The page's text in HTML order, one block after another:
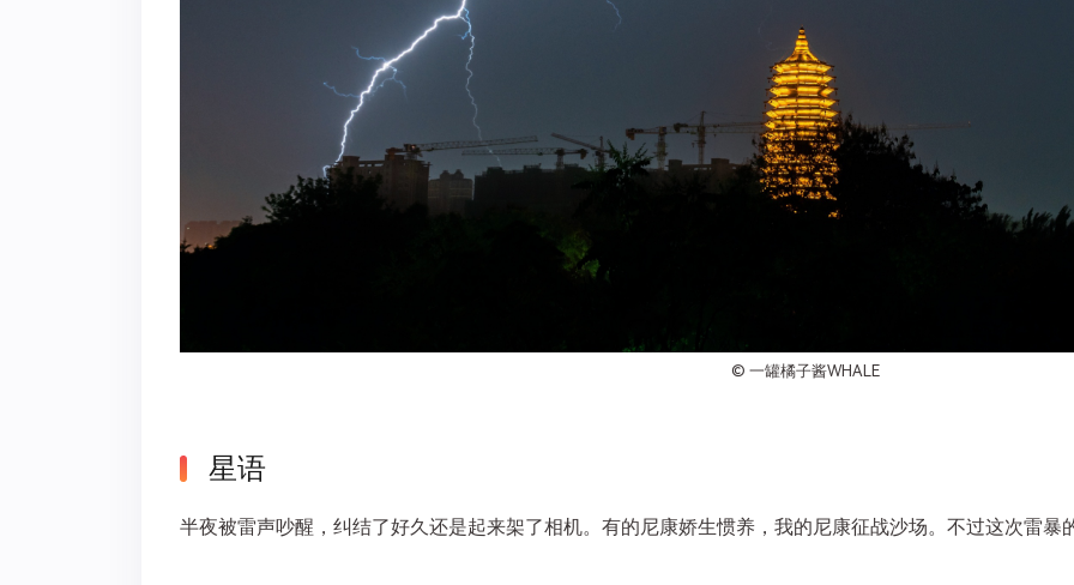
© 一罐橘子酱WHALE
星语
半夜被雷声吵醒，纠结了好久还是起来架了相机。有的尼康娇生惯养，我的尼康征战沙场。不过这次雷暴